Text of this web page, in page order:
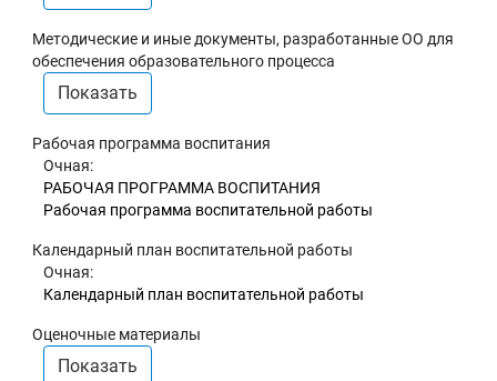
Методические и иные документы, разработанные ОО для
обеспечения образовательного процесса
Показать
Рабочая программа воспитания
Очная:
РАБОЧАЯ ПРОГРАММА ВОСПИТАНИЯ
Рабочая программа воспитательной работы
Календарный план воспитательной работы
Очная:
Календарный план воспитательной работы
Оценочные материалы
Показать